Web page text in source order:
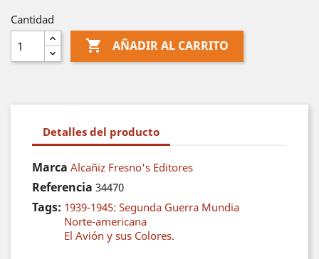
Cantidad
 AÑADIR AL CARRITO
Detalles del producto
Marca Alcañiz Fresno's Editores
Referencia 34470
Tags: 1939-1945: Segunda Guerra Mundia
Norte-americana
El Avión y sus Colores.